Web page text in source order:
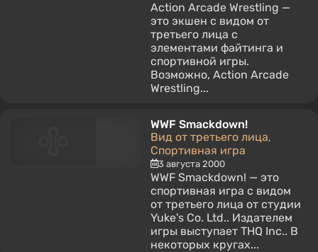
Action Arcade Wrestling —
это экшен с видом от
третьего лица с
элементами файтинга и
спортивной игры.
Возможно, Action Arcade
Wrestling...
WWF Smackdown!
Вид от третьего лица,
Спортивная игра
3 августа 2000
WWF Smackdown! — это
спортивная игра с видом
от третьего лица от студии
Yuke's Co. Ltd.. Издателем
игры выступает THQ Inc.. В
некоторых кругах...